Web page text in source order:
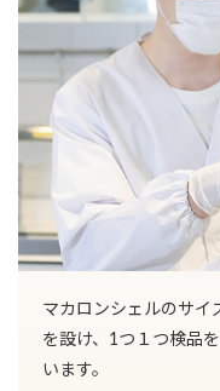
マカロンシェルのサイ
を設け、1つ１つ検品
います。